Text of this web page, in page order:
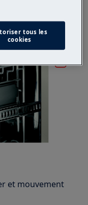
et mouvement
tous les
cookies